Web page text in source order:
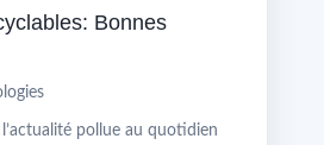
Bonnes
pollue au quotidien